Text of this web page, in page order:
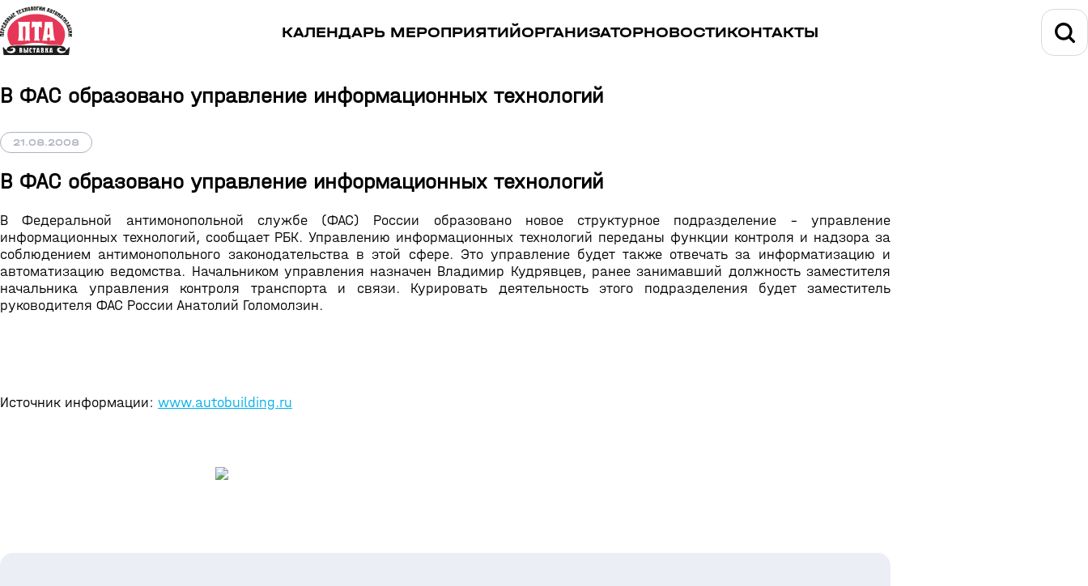
КАЛЕНДАРЬ МЕРОПРИЯТИЙОРГАНИЗАТОРНОВОСТИКОНТАКТЫ
В ФАС образовано управление информационных технологий
21.08.2008
В ФАС образовано управление информационных технологий
В Федеральной антимонопольной службе (ФАС) России образовано новое структурное подразделение - управление
информационных технологий, сообщает РБК. Управлению информационных технологий переданы функции контроля и надзора за
соблюдением антимонопольного законодательства в этой сфере. Это управление будет также отвечать за информатизацию и
автоматизацию ведомства. Начальником управления назначен Владимир Кудрявцев, ранее занимавший должность заместителя
начальника управления контроля транспорта и связи. Курировать деятельность этого подразделения будет заместитель
руководителя ФАС России Анатолий Голомолзин.
Источник информации: www.autobuilding.ru